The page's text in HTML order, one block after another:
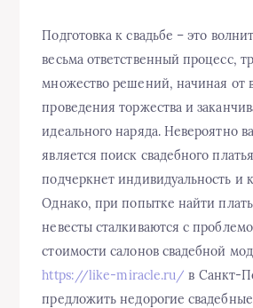
Подготовка к свадьбе – это
весьма ответственный процесс,
множество решений, начиная от
проведения торжества и
идеального наряда. Невероятно
является поиск свадебного
подчеркнет индивидуальность и
Однако, при попытке найти
невесты сталкиваются с
стоимости салонов свадебной
https://like-miracle.ru/ в Санкт-
предложить недорогие